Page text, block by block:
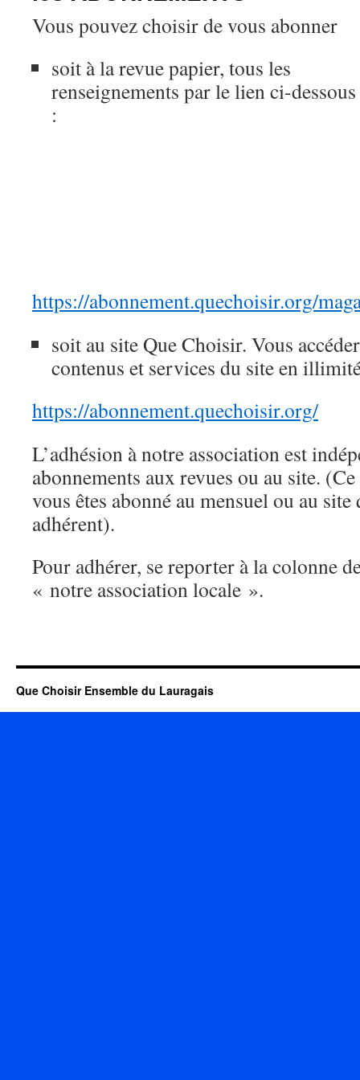
Vous pouvez choisir de vous abonner
soit à la revue papier, tous les
renseignements par le lien ci-dessous
:
https://abonnement.quechoisir.org/
soit au site Que Choisir. Vous
contenus et services du site en
https://abonnement.quechoisir.org/
L’adhésion à notre association est
abonnements aux revues ou au site. (Ce
vous êtes abonné au mensuel ou au site
adhérent).
Pour adhérer, se reporter à la colonne
« notre association locale ».
Que Choisir Ensemble du Lauragais